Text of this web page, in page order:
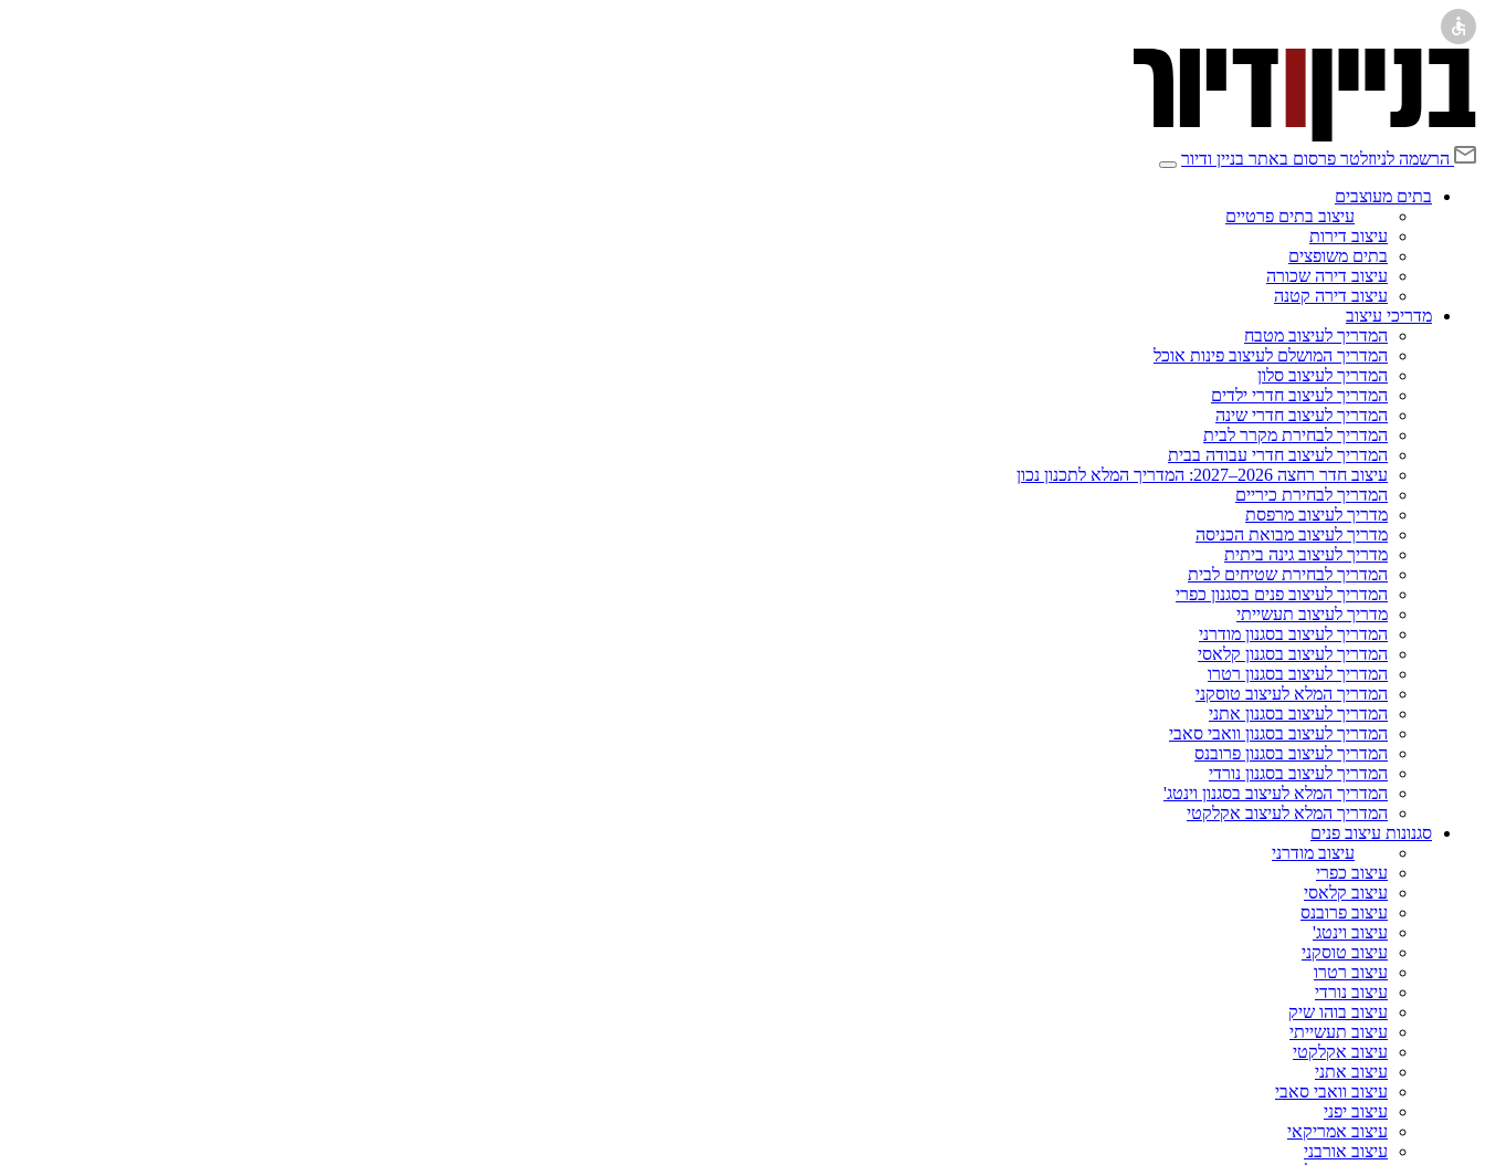
הרשמה לניוזלטר פרסום באתר בניין ודיור
בתים מעוצבים
עיצוב בתים פרטיים
עיצוב דירות
בתים משופצים
עיצוב דירה שכורה
עיצוב דירה קטנה
מדריכי עיצוב
המדריך לעיצוב מטבח
המדריך המושלם לעיצוב פינות אוכל
המדריך לעיצוב סלון
המדריך לעיצוב חדרי ילדים
המדריך לעיצוב חדרי שינה
המדריך לבחירת מקרר לבית
המדריך לעיצוב חדרי עבודה בבית
עיצוב חדר רחצה 2026–2027: המדריך המלא לתכנון נכון
המדריך לבחירת כיריים
מדריך לעיצוב מרפסת
מדריך לעיצוב מבואת הכניסה
מדריך לעיצוב גינה ביתית
המדריך לבחירת שטיחים לבית
המדריך לעיצוב פנים בסגנון כפרי
מדריך לעיצוב תעשייתי
המדריך לעיצוב בסגנון מודרני
המדריך לעיצוב בסגנון קלאסי
המדריך לעיצוב בסגנון רטרו
המדריך המלא לעיצוב טוסקני
המדריך לעיצוב בסגנון אתני
המדריך לעיצוב בסגנון וואבי סאבי
המדריך לעיצוב בסגנון פרובנס
המדריך לעיצוב בסגנון נורדי
המדריך המלא לעיצוב בסגנון וינטג'
המדריך המלא לעיצוב אקלקטי
סגנונות עיצוב פנים
עיצוב מודרני
עיצוב כפרי
עיצוב קלאסי
עיצוב פרובנס
עיצוב וינטג'
עיצוב טוסקני
עיצוב רטרו
עיצוב נורדי
עיצוב בוהו שיק
עיצוב תעשייתי
עיצוב אקלקטי
עיצוב אתני
עיצוב וואבי סאבי
עיצוב יפני
עיצוב אמריקאי
עיצוב אורבני